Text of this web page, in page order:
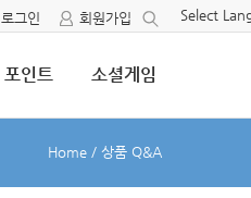
Select
로그인 회원가입
포인트 소셜게임
Home / 상품 Q&A